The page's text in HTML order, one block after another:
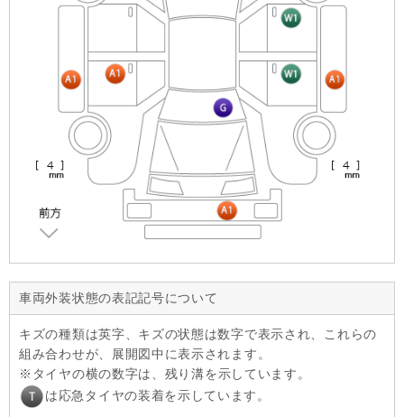
車両外装状態の表記記号について
キズの種類は英字、キズの状態は数字で表示され、これらの
組み合わせが、展開図中に表示されます。
タイヤの横の数字は、残り溝を示しています。
は応急タイヤの装着を示しています。